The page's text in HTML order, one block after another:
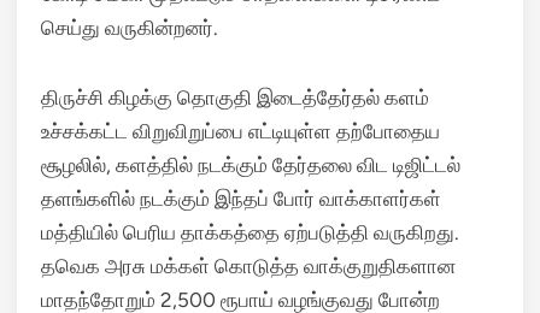
செய்து வருகின்றனர்.
திருச்சி கிழக்கு தொகுதி இடைத்தேர்தல் களம்
உச்சக்கட்ட விறுவிறுப்பை எட்டியுள்ள தற்போதைய
சூழலில், களத்தில் நடக்கும் தேர்தலை விட டிஜிட்டல்
தளங்களில் நடக்கும் இந்தப் போர் வாக்காளர்கள்
மத்தியில் பெரிய தாக்கத்தை ஏற்படுத்தி வருகிறது.
தவெக அரசு மக்கள் கொடுத்த வாக்குறுதிகளான
மாதந்தோறும் 2,500 ரூபாய் வழங்குவது போன்ற